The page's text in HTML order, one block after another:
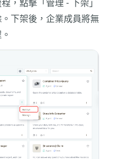
，點擊「管理 - 下架」
下架後，企業成員將無